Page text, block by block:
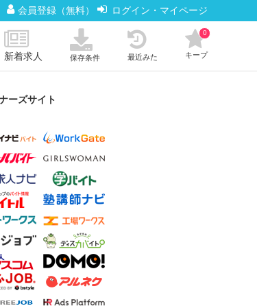
会員登録（無料） ログイン・マイページ
新着求人 保存条件 最近みた キープ
0
ーズサイト